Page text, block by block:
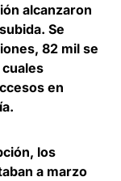
alcanzaron
. Se
82 mil se
en
los
a marzo